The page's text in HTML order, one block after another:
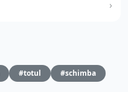
#totul
#schimba